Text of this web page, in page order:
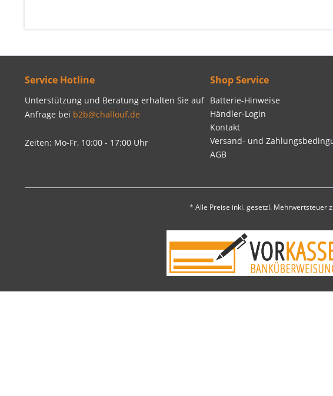
Service Hotline
Unterstützung und Beratung erhalten Sie auf
Anfrage bei b2b@challouf.de
Zeiten: Mo-Fr, 10:00 - 17:00 Uhr
Shop Service
Batterie-Hinweise
Händler-Login
Kontakt
Versand- und
AGB
* Alle Preise inkl. gesetzl. Mehrwertsteuer